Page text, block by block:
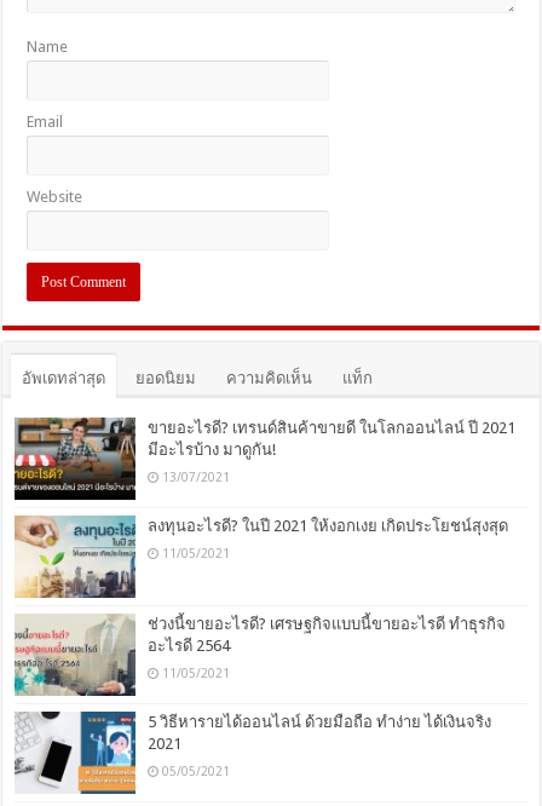
Name
Email
Website
อัพเดทล่าสุด ยอดนิยม ความคิดเห็น แท็ก
ขายอะไรดี? เทรนด์สินค้าขายดี ในโลกออนไลน์ ปี 2021
มีอะไรบ้าง มาดูกัน!
13/07/2021
ลงทุนอะไรดี? ในปี 2021 ให้งอกเงย เกิดประโยชน์สุงสุด
11/05/2021
ช่วงนี้ขายอะไรดี? เศรษฐกิจแบบนี้ขายอะไรดี ทำธุรกิจ
อะไรดี 2564
11/05/2021
5 วิธีหารายได้ออนไลน์ ด้วยมือถือ ทำง่าย ได้เงินจริง
2021
05/05/2021